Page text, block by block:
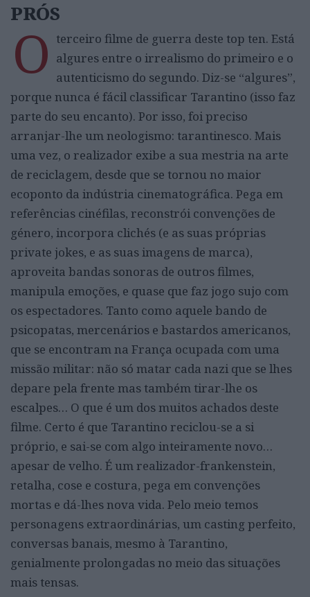
PRÓS
O terceiro filme de guerra deste top ten. Está
algures entre o irrealismo do primeiro e o
autenticismo do segundo. Diz-se “algures”,
porque nunca é fácil classificar Tarantino (isso faz
parte do seu encanto). Por isso, foi preciso
arranjar-lhe um neologismo: tarantinesco. Mais
uma vez, o realizador exibe a sua mestria na arte
de reciclagem, desde que se tornou no maior
ecoponto da indústria cinematográfica. Pega em
referências cinéfilas, reconstrói convenções de
género, incorpora clichés (e as suas próprias
private jokes, e as suas imagens de marca),
aproveita bandas sonoras de outros filmes,
manipula emoções, e quase que faz jogo sujo com
os espectadores. Tanto como aquele bando de
psicopatas, mercenários e bastardos americanos,
que se encontram na França ocupada com uma
missão militar: não só matar cada nazi que se lhes
depare pela frente mas também tirar-lhe os
escalpes… O que é um dos muitos achados deste
filme. Certo é que Tarantino reciclou-se a si
próprio, e sai-se com algo inteiramente novo…
apesar de velho. É um realizador-frankenstein,
retalha, cose e costura, pega em convenções
mortas e dá-lhes nova vida. Pelo meio temos
personagens extraordinárias, um casting perfeito,
conversas banais, mesmo à Tarantino,
genialmente prolongadas no meio das situações
mais tensas.